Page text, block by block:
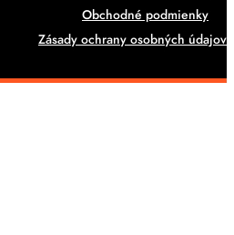
Obchodné podmienky
Zásady ochrany osobných údajov